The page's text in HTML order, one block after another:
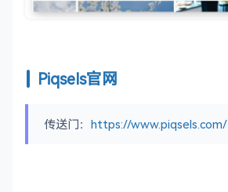
Piqsels官网
传送门： https://www.piqsels.com/